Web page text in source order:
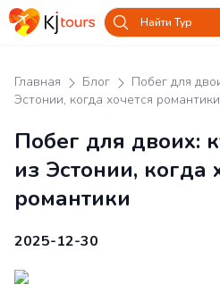
Найти Тур
Главная Блог
Побег для
Эстонии, когда хочется романтики
Побег для двоих:
из Эстонии, когда
романтики
2025-12-30